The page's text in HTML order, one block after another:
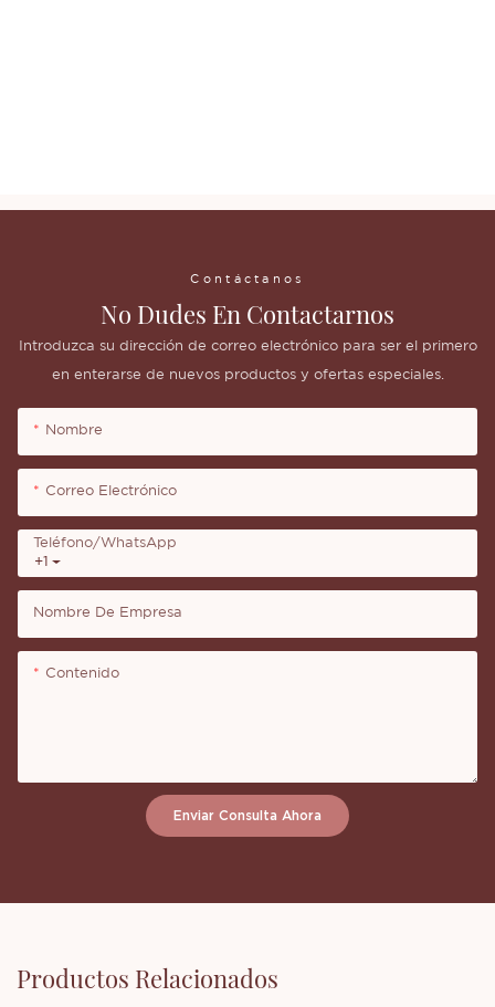
Contáctanos
No Dudes En Contactarnos
Introduzca su dirección de correo electrónico para ser el primero
en enterarse de nuevos productos y ofertas especiales.
Nombre
Correo Electrónico
+1
Teléfono/WhatsApp
Nombre De Empresa
Contenido
Enviar Consulta Ahora
Productos Relacionados